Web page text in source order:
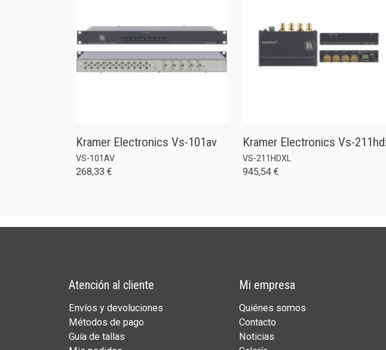
Kramer Electronics Vs-101av
VS-101AV
268,33 €
Kramer Electronics Vs-
VS-211HDXL
945,54 €
Atención al cliente
Envíos y devoluciones
Métodos de pago
Guía de tallas
Mi empresa
Quiénes somos
Contacto
Noticias